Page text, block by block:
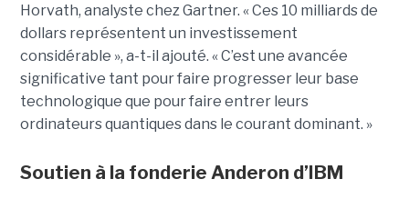
Horvath, analyste chez Gartner. « Ces 10 milliards de
dollars représentent un investissement
considérable », a-t-il ajouté. « C’est une avancée
significative tant pour faire progresser leur base
technologique que pour faire entrer leurs
ordinateurs quantiques dans le courant dominant. »
Soutien à la fonderie Anderon d’IBM